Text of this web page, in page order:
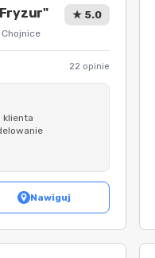
★ 5.0
22 opinie
klienta
Nawiguj